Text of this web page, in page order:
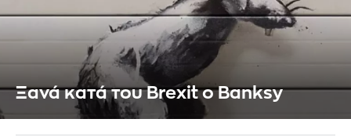
Ξανά κατά του Brexit ο Banksy